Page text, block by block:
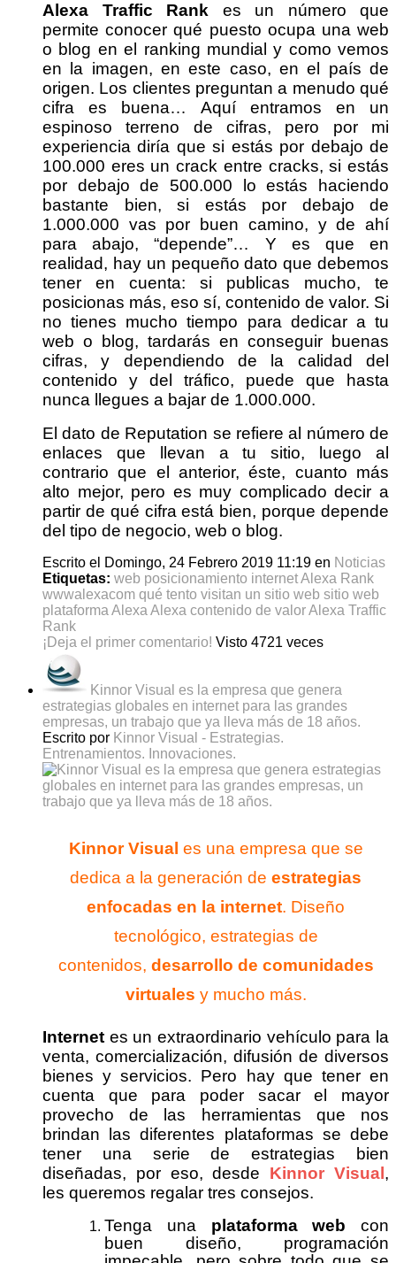
Alexa Traffic Rank es un número que
permite conocer qué puesto ocupa una web
o blog en el ranking mundial y como vemos
en la imagen, en este caso, en el país de
origen. Los clientes preguntan a menudo qué
cifra es buena… Aquí entramos en un
espinoso terreno de cifras, pero por mi
experiencia diría que si estás por debajo de
100.000 eres un crack entre cracks, si estás
por debajo de 500.000 lo estás haciendo
bastante bien, si estás por debajo de
1.000.000 vas por buen camino, y de ahí
para abajo, “depende”… Y es que en
realidad, hay un pequeño dato que debemos
tener en cuenta: si publicas mucho, te
posicionas más, eso sí, contenido de valor. Si
no tienes mucho tiempo para dedicar a tu
web o blog, tardarás en conseguir buenas
cifras, y dependiendo de la calidad del
contenido y del tráfico, puede que hasta
nunca llegues a bajar de 1.000.000.
El dato de Reputation se refiere al número de
enlaces que llevan a tu sitio, luego al
contrario que el anterior, éste, cuanto más
alto mejor, pero es muy complicado decir a
partir de qué cifra está bien, porque depende
del tipo de negocio, web o blog.
Escrito el Domingo, 24 Febrero 2019 11:19 en Noticias
Etiquetas: web posicionamiento internetAlexa Rank
wwwalexacom qué tento visitan un sitio web sitio web
plataforma AlexaAlexa contenido de valorAlexa Traffic
Rank
¡Deja el primer comentario! Visto 4721 veces
Kinnor Visual es la empresa que genera
estrategias globales en internet para las grandes
empresas, un trabajo que ya lleva más de 18 años.
Escrito por Kinnor Visual - Estrategias.
Entrenamientos. Innovaciones.
Kinnor Visual es una empresa que se
dedica a la generación de estrategias
enfocadas en la internet. Diseño
tecnológico, estrategias de
contenidos, desarrollo de comunidades
virtuales y mucho más.
Internet es un extraordinario vehículo para la
venta, comercialización, difusión de diversos
bienes y servicios. Pero hay que tener en
cuenta que para poder sacar el mayor
provecho de las herramientas que nos
brindan las diferentes plataformas se debe
tener una serie de estrategias bien
diseñadas, por eso, desde Kinnor Visual ,
les queremos regalar tres consejos.
Tenga una plataforma web con
buen diseño, programación